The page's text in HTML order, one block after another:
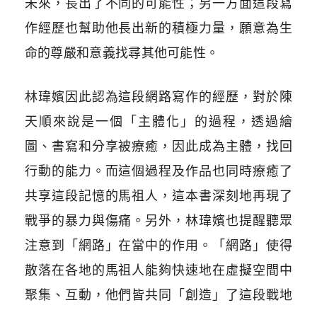
未來，長出了不同的可能性；另一方面這段寫
作經歷也幫助他長出新的積極力量，願意為生
命的尊嚴和意義找尋其他可能性。
林瑋嬪因此認為這段網路寫作的經歷，對於陳
天順來說是一個「主體化」的過程，透過繪
圖、書寫和分享被療癒，因此成為主體，找回
行動的能力。而這個過程及作品也同時療癒了
共享這段記憶的馬祖人，這本書深刻地再現了
戰爭的暴力與傷痛。另外，林瑋嬪也提醒聽眾
注意到「網路」在當中的作用。「網路」使得
散落在各地的馬祖人能夠快速地在虛擬空間中
聚集、互動，他們皆共同「創造」了這段戰地